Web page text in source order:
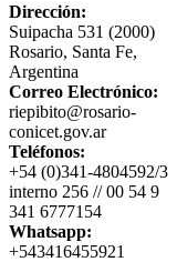
Dirección:
Suipacha 531 (2000)
Rosario, Santa Fe,
Argentina
Correo Electrónico:
riepibito@rosario-
conicet.gov.ar
Teléfonos:
+54 (0)341-4804592/3
interno 256 // 00 54 9
341 6777154
Whatsapp:
+543416455921